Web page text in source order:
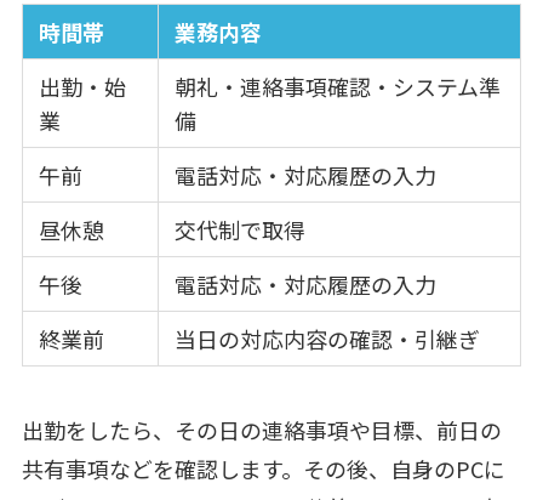
時間帯
業務内容
出勤・始
業
朝礼・連絡事項確認・システム準
備
午前
電話対応・対応履歴の入力
昼休憩
交代制で取得
午後
電話対応・対応履歴の入力
終業前
当日の対応内容の確認・引継ぎ
出勤をしたら、その日の連絡事項や目標、前日の
共有事項などを確認します。その後、自身のPCに